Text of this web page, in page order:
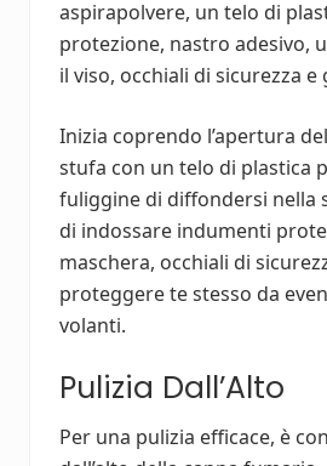
aspirapolvere, un telo di
protezione, nastro adesivo,
il viso, occhiali di sicurezza e
Inizia coprendo l’apertura
stufa con un telo di plastica
fuliggine di diffondersi nella
di indossare indumenti
maschera, occhiali di
proteggere te stesso da
volanti.
Pulizia Dall’Alto
Per una pulizia efficace, è